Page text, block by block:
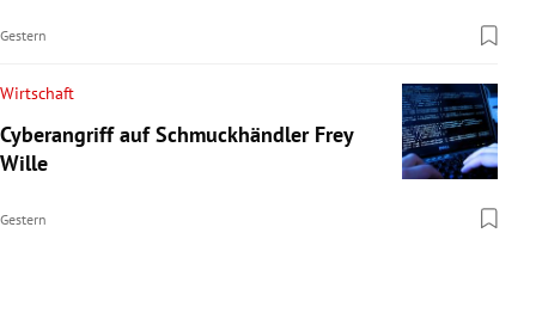
Gestern
Wirtschaft
Cyberangriff auf Schmuckhändler Frey
Wille
Gestern